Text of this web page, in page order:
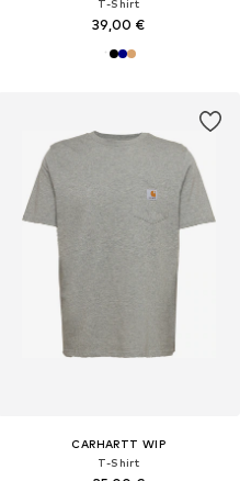
T-Shirt
39,00 €
CARHARTT WIP
T-Shirt